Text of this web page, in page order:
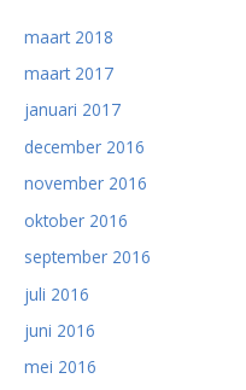
maart 2018
maart 2017
januari 2017
december 2016
november 2016
oktober 2016
september 2016
juli 2016
juni 2016
mei 2016